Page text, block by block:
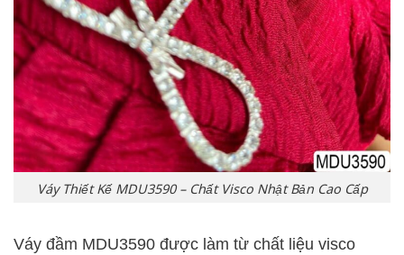
Váy Thiết Kế MDU3590 – Chất Visco Nhật Bản Cao Cấp
Váy đầm MDU3590 được làm từ chất liệu visco